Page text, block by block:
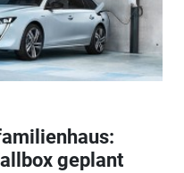
geplant